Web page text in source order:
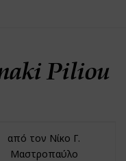
Piliou
από τον Νίκο Γ.
Μαστροπαύλο